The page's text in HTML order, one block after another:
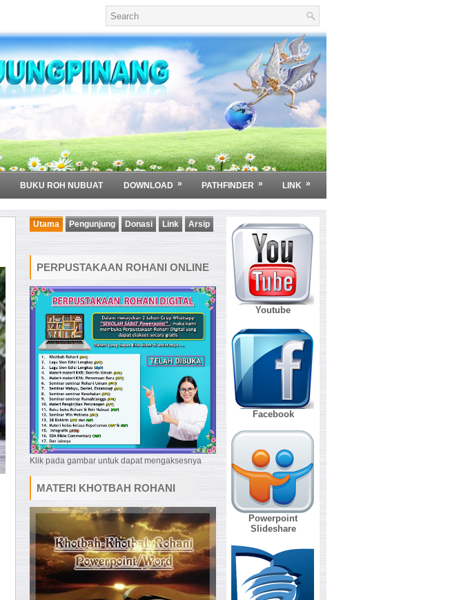
BUKU ROH NUBUAT DOWNLOAD » PATHFINDER » LINK »
Utama Pengunjung Donasi Link Arsip
PERPUSTAKAAN ROHANI ONLINE
Klik pada gambar untuk dapat mengaksesnya
MATERI KHOTBAH ROHANI
Youtube
Facebook
Powerpoint
Slideshare